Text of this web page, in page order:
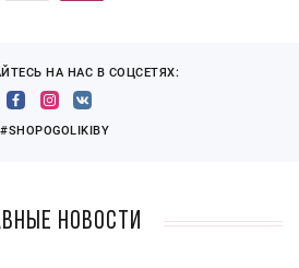
НА НАС В СОЦСЕТЯХ:
#SHOPOGOLIKIBY
новости